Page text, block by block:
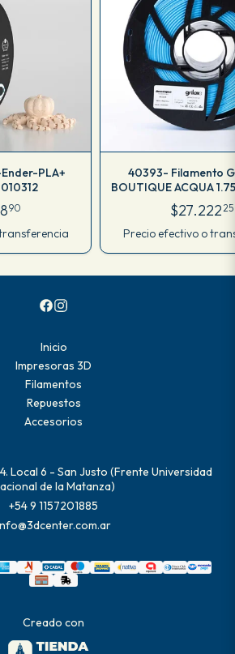
PLA+
90
40393- Filamento
BOUTIQUE ACQUA
$27.222 25
Precio efectivo o
Inicio
Impresoras 3D
Filamentos
Repuestos
Accesorios
Local 6 - San Justo (Frente Universidad
de la Matanza)
+54 9 1157201885
Creado con